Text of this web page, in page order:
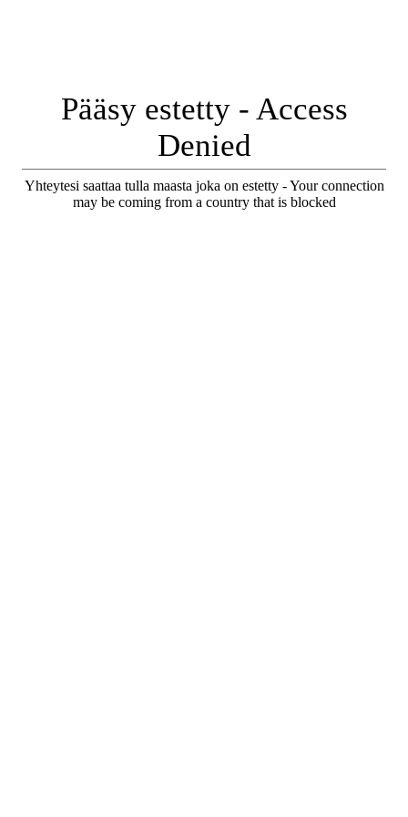
Pääsy estetty - Access
Denied
Yhteytesi saattaa tulla maasta joka on estetty - Your connection
may be coming from a country that is blocked